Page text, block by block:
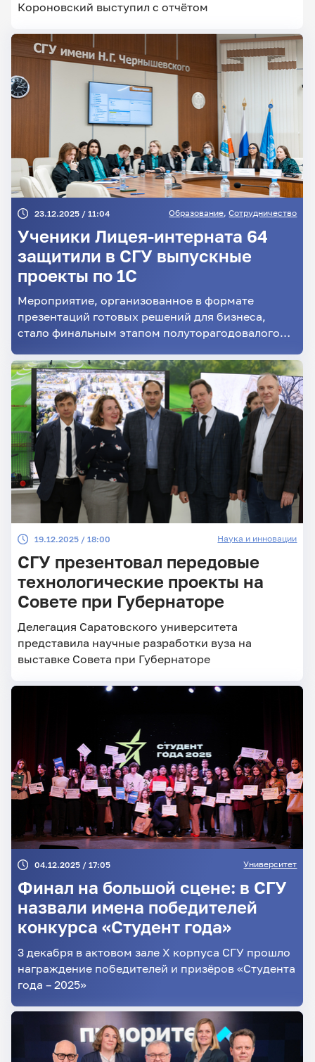
Короновский выступил с отчётом
23.12.2025 / 11:04 Образование,Сотрудничество
Ученики Лицея-интерната 64
защитили в СГУ выпускные
проекты по 1С
Мероприятие, организованное в формате
презентаций готовых решений для бизнеса,
стало финальным этапом полуторагодовалого
19.12.2025 / 18:00 Наука и инновации
СГУ презентовал передовые
технологические проекты на
Совете при Губернаторе
Делегация Саратовского университета
представила научные разработки вуза на
выставке Совета при Губернаторе
04.12.2025 / 17:05 Университет
Финал на большой сцене: в СГУ
назвали имена победителей
конкурса «Студент года»
3 декабря в актовом зале Х корпуса СГУ прошло
награждение победителей и призёров «Студента
года – 2025»